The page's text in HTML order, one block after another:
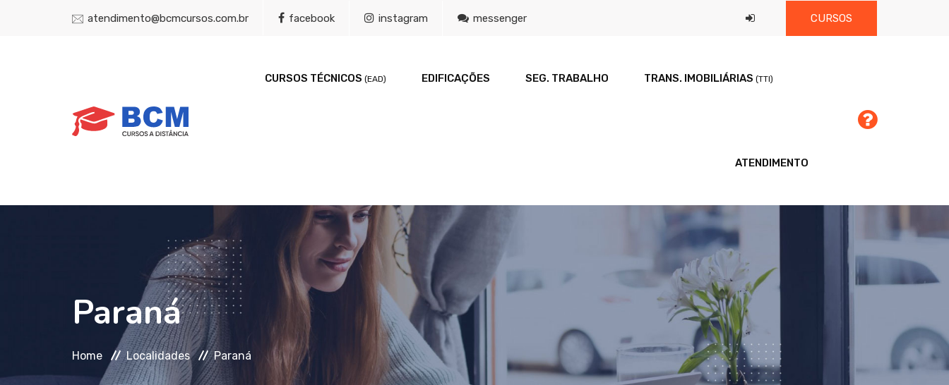
atendimento@bcmcursos.com.br facebook instagram messenger CURSOS
CURSOS TÉCNICOS (EAD) EDIFICAÇÕES SEG. TRABALHO TRANS. IMOBILIÁRIAS (TTI)
ATENDIMENTO
Paraná
Home Localidades Paraná